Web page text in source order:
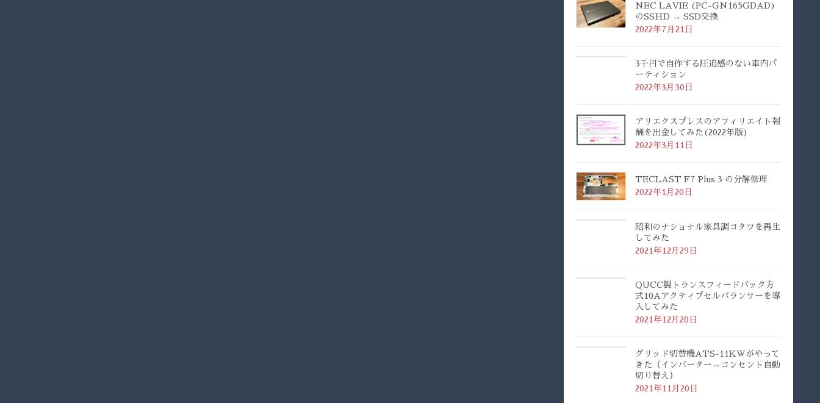
NEC LAVIE (PC-GN165GDAD)
のSSHD → SSD交換
2022年7月21日
3千円で自作する圧迫感のない車内パ
ーティション
2022年3月30日
アリエクスプレスのアフィリエイト報
酬を出金してみた(2022年版)
2022年3月11日
TECLAST F7 Plus 3 の分解修理
2022年1月20日
昭和のナショナル家具調コタツを再生
してみた
2021年12月29日
QUCC製トランスフィードバック方
式10Aアクティブセルバランサーを導
入してみた
2021年12月20日
グリッド切替機ATS-11KWがやって
きた（インバーター⇔コンセント自動
切り替え）
2021年11月20日